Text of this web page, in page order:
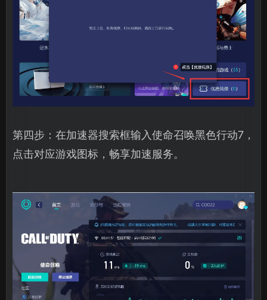
第四步：在加速器搜索框输入使命召唤黑色行动7，
点击对应游戏图标，畅享加速服务。